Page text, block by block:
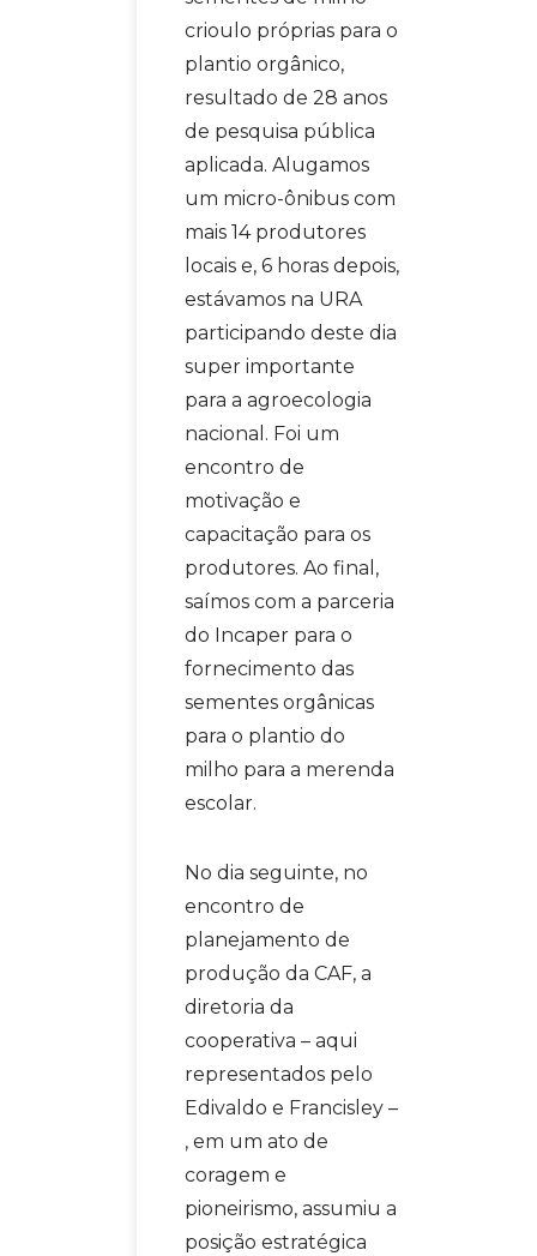
crioulo próprias para o
plantio orgânico,
resultado de 28 anos
de pesquisa pública
aplicada. Alugamos
um micro-ônibus com
mais 14 produtores
locais e, 6 horas depois,
estávamos na URA
participando deste dia
super importante
para a agroecologia
nacional. Foi um
encontro de
motivação e
capacitação para os
produtores. Ao final,
saímos com a parceria
do Incaper para o
fornecimento das
sementes orgânicas
para o plantio do
milho para a merenda
escolar.
No dia seguinte, no
encontro de
planejamento de
produção da CAF, a
diretoria da
cooperativa – aqui
representados pelo
Edivaldo e Francisley –
, em um ato de
coragem e
pioneirismo, assumiu a
posição estratégica